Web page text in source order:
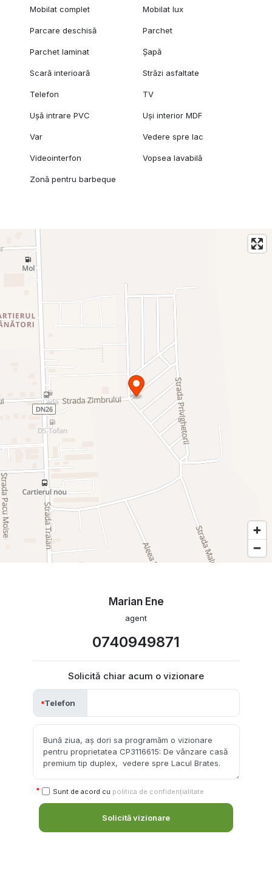
Mobilat complet Mobilat lux
Parcare deschisă Parchet
Parchet laminat Șapă
Scară interioară Străzi asfaltate
Telefon TV
Ușă intrare PVC Uși interior MDF
Var Vedere spre lac
Videointerfon Vopsea lavabilă
Zonă pentru barbeque
Marian Ene
agent
0740949871
Solicită chiar acum o vizionare
Telefon
Sunt de acord cu politica de confidențialitate
Solicită vizionare